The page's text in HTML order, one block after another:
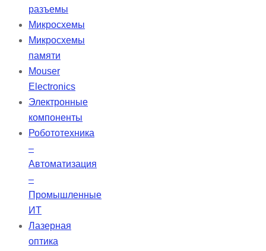
мобильность, удовлетворяя их
разъемы
Микросхемы
Микросхемы
памяти
Mouser
Electronics
Электронные
компоненты
Робототехника
–
Автоматизация
–
Промышленные
ИТ
Лазерная
оптика